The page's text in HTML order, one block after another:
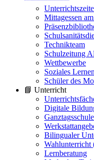
Mittagessen
Technikteam
Schulzeitung
Wettbewerbe
Soziales Lernen
Schüler des
📘 Unterricht
Digitale
Ganztagsschule
Bilingualer
Wahlunterricht
Lernberatung